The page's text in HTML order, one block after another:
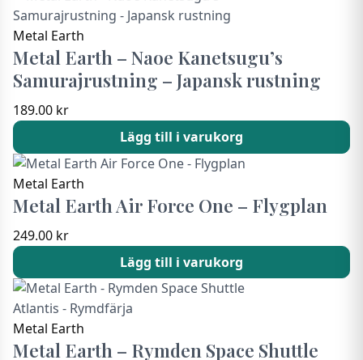
Metal Earth
Metal Earth – Naoe Kanetsugu’s
Samurajrustning – Japansk rustning
189.00 kr
Lägg till i varukorg
Metal Earth
Metal Earth Air Force One – Flygplan
249.00 kr
Lägg till i varukorg
Metal Earth
Metal Earth – Rymden Space Shuttle